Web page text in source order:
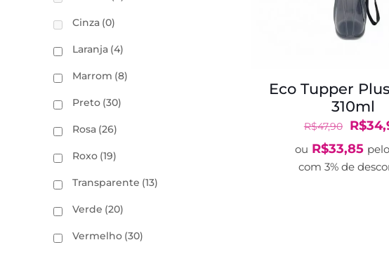
Eco Tupper
310ml
R$47,90
O
preço
R$
ou R$33,85 pelo
com 3% de
Cinza (0)
Laranja (4)
Marrom (8)
Preto (30)
Rosa (26)
Roxo (19)
Transparente (13)
Verde (20)
Vermelho (30)